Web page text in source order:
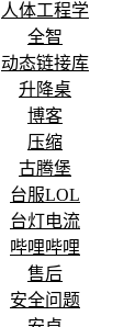
人体工程学
全智
动态链接库
升降桌
博客
压缩
古腾堡
台服LOL
台灯电流
哔哩哔哩
售后
安全问题